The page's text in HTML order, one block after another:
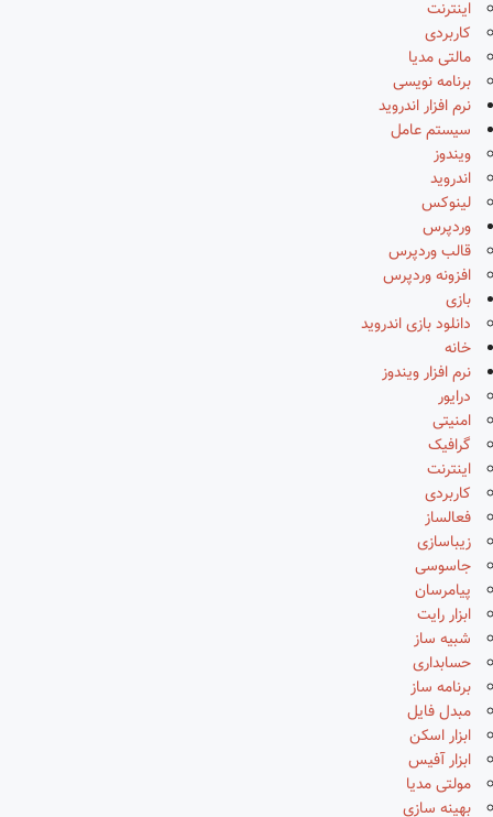
اینترنت
کاربردی
مالتی مدیا
برنامه نویسی
نرم افزار اندروید
سیستم عامل
ویندوز
اندروید
لینوکس
وردپرس
قالب وردپرس
افزونه وردپرس
بازی
دانلود بازی اندروید
خانه
نرم افزار ویندوز
درایور
امنیتی
گرافیک
اینترنت
کاربردی
فعالساز
زیباسازی
جاسوسی
پیامرسان
ابزار رایت
شبیه ساز
حسابداری
برنامه ساز
مبدل فایل
ابزار اسکن
ابزار آفیس
مولتی مدیا
بهینه سازی